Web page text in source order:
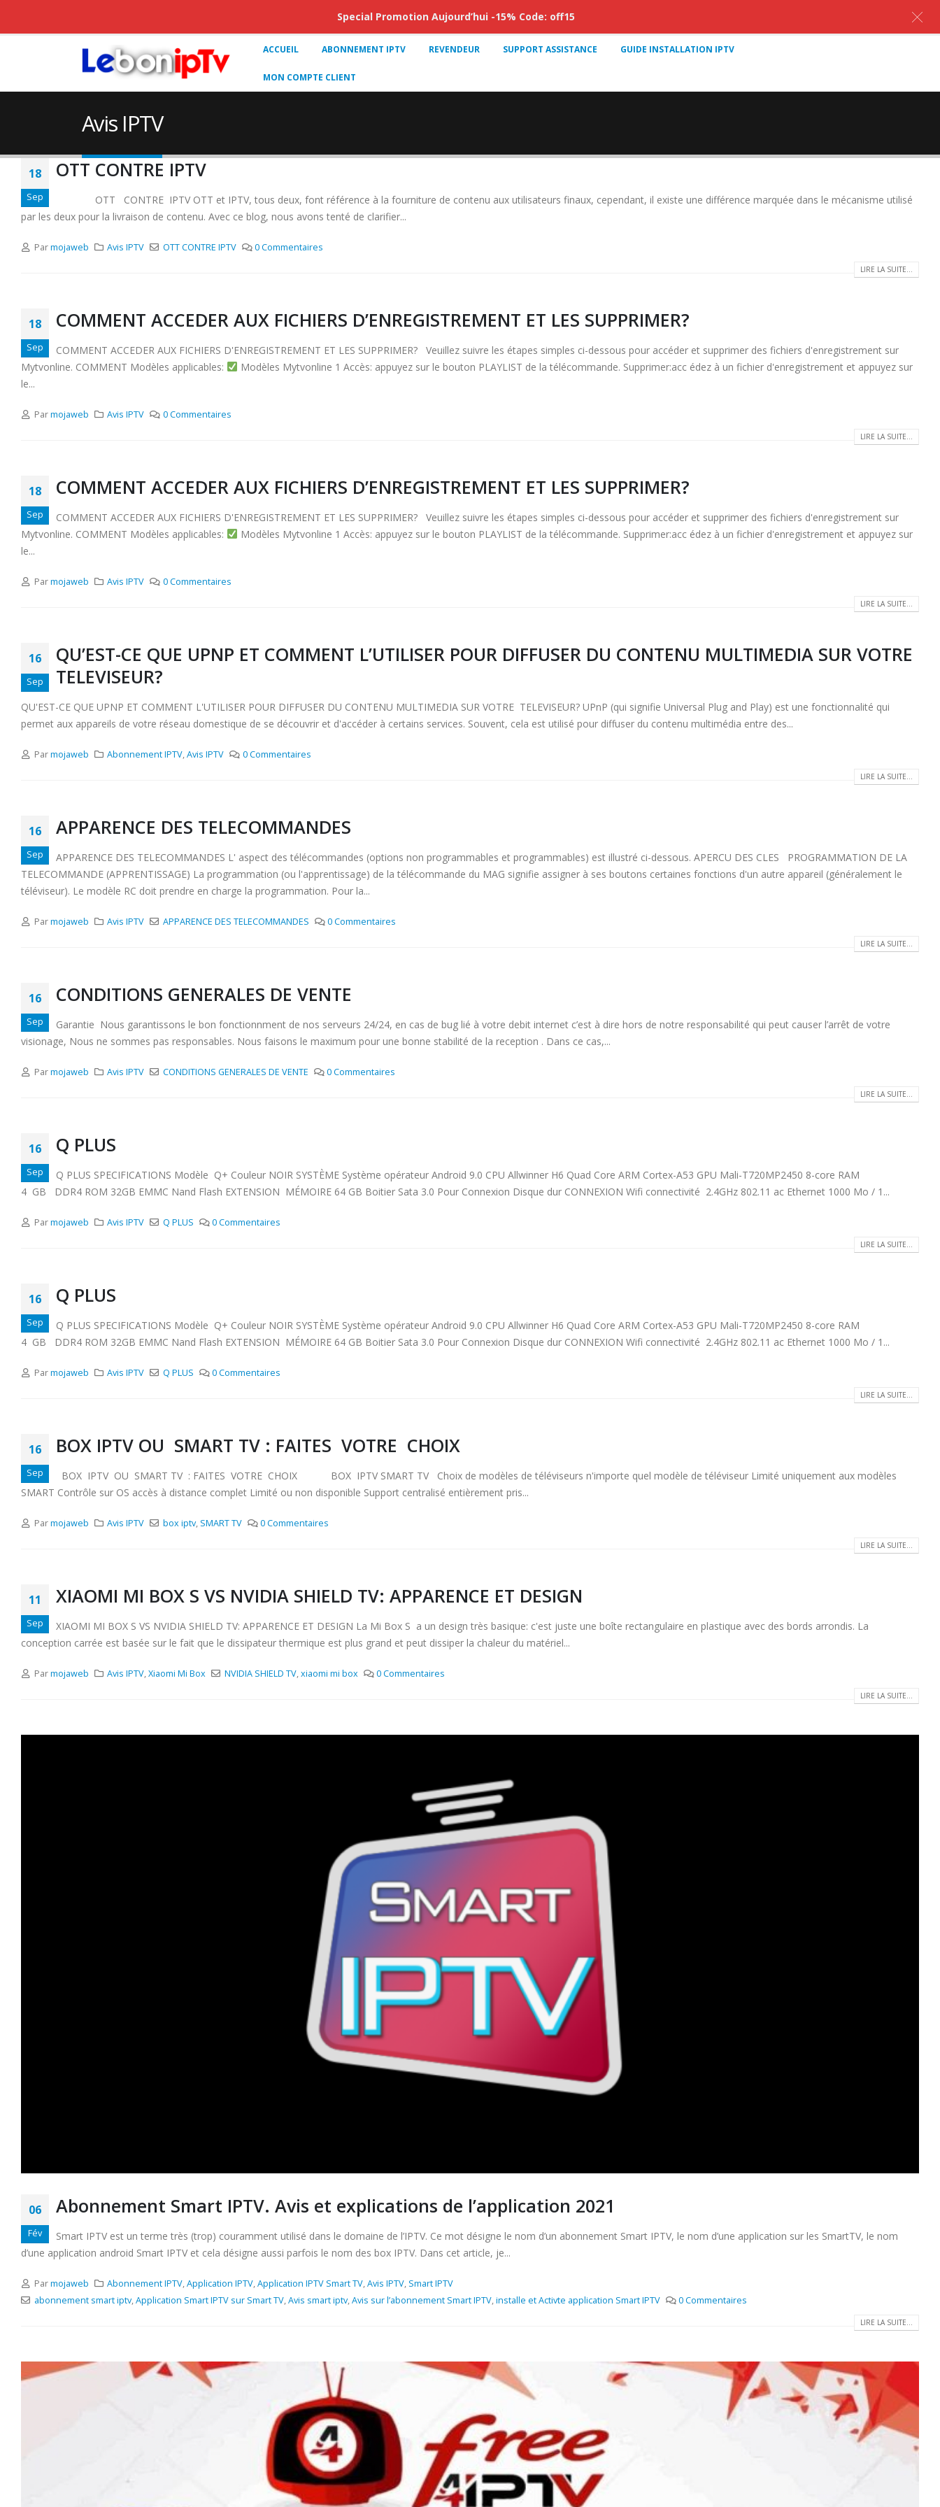
ACCUEIL ABONNEMENT IPTV REVENDEUR SUPPORT ASSISTANCE GUIDE INSTALLATION IPTV
MON COMPTE CLIENT
Avis IPTV
18
Sep
OTT CONTRE IPTV
OTT CONTRE IPTV OTT et IPTV, tous deux, font référence à la fourniture de contenu aux utilisateurs finaux, cependant, il existe une différence marquée dans le mécanisme utilisé
par les deux pour la livraison de contenu. Avec ce blog, nous avons tenté de clarifier...
Parmojaweb Avis IPTV OTT CONTRE IPTV 0 Commentaires
LIRE LA SUITE...
18
Sep
COMMENT ACCEDER AUX FICHIERS D’ENREGISTREMENT ET LES SUPPRIMER?
COMMENT ACCEDER AUX FICHIERS D'ENREGISTREMENT ET LES SUPPRIMER? Veuillez suivre les étapes simples ci-dessous pour accéder et supprimer des fichiers d'enregistrement sur
Mytvonline. COMMENT Modèles applicables:
Modèles Mytvonline 1 Accès: appuyez sur le bouton PLAYLIST de la télécommande. Supprimer:acc édez à un fichier d'enregistrement et appuyez sur
le...
Parmojaweb Avis IPTV 0 Commentaires
LIRE LA SUITE...
18
Sep
COMMENT ACCEDER AUX FICHIERS D’ENREGISTREMENT ET LES SUPPRIMER?
COMMENT ACCEDER AUX FICHIERS D'ENREGISTREMENT ET LES SUPPRIMER? Veuillez suivre les étapes simples ci-dessous pour accéder et supprimer des fichiers d'enregistrement sur
Mytvonline. COMMENT Modèles applicables:
Modèles Mytvonline 1 Accès: appuyez sur le bouton PLAYLIST de la télécommande. Supprimer:acc édez à un fichier d'enregistrement et appuyez sur
le...
Parmojaweb Avis IPTV 0 Commentaires
LIRE LA SUITE...
16
Sep
QU’EST-CE QUE UPNP ET COMMENT L’UTILISER POUR DIFFUSER DU CONTENU MULTIMEDIA SUR VOTRE
TELEVISEUR?
QU'EST-CE QUE UPNP ET COMMENT L'UTILISER POUR DIFFUSER DU CONTENU MULTIMEDIA SUR VOTRE TELEVISEUR? UPnP (qui signifie Universal Plug and Play) est une fonctionnalité qui
permet aux appareils de votre réseau domestique de se découvrir et d'accéder à certains services. Souvent, cela est utilisé pour diffuser du contenu multimédia entre des...
Parmojaweb Abonnement IPTV,Avis IPTV 0 Commentaires
LIRE LA SUITE...
16
Sep
APPARENCE DES TELECOMMANDES
APPARENCE DES TELECOMMANDES L' aspect des télécommandes (options non programmables et programmables) est illustré ci-dessous. APERCU DES CLES PROGRAMMATION DE LA
TELECOMMANDE (APPRENTISSAGE) La programmation (ou l'apprentissage) de la télécommande du MAG signifie assigner à ses boutons certaines fonctions d'un autre appareil (généralement le
téléviseur). Le modèle RC doit prendre en charge la programmation. Pour la...
Parmojaweb Avis IPTV APPARENCE DES TELECOMMANDES 0 Commentaires
LIRE LA SUITE...
16
Sep
CONDITIONS GENERALES DE VENTE
Garantie Nous garantissons le bon fonctionnment de nos serveurs 24/24, en cas de bug lié à votre debit internet c’est à dire hors de notre responsabilité qui peut causer l’arrêt de votre
visionage, Nous ne sommes pas responsables. Nous faisons le maximum pour une bonne stabilité de la reception . Dans ce cas,...
Parmojaweb Avis IPTV CONDITIONS GENERALES DE VENTE 0 Commentaires
LIRE LA SUITE...
16
Sep
Q PLUS
Q PLUS SPECIFICATIONS Modèle Q+ Couleur NOIR SYSTÈME Système opérateur Android 9.0 CPU Allwinner H6 Quad Core ARM Cortex-A53 GPU Mali-T720MP2450 8-core RAM
4 GB DDR4 ROM 32GB EMMC Nand Flash EXTENSION MÉMOIRE 64 GB Boitier Sata 3.0 Pour Connexion Disque dur CONNEXION Wifi connectivité 2.4GHz 802.11 ac Ethernet 1000 Mo / 1...
Parmojaweb Avis IPTV Q PLUS 0 Commentaires
LIRE LA SUITE...
16
Sep
Q PLUS
Q PLUS SPECIFICATIONS Modèle Q+ Couleur NOIR SYSTÈME Système opérateur Android 9.0 CPU Allwinner H6 Quad Core ARM Cortex-A53 GPU Mali-T720MP2450 8-core RAM
4 GB DDR4 ROM 32GB EMMC Nand Flash EXTENSION MÉMOIRE 64 GB Boitier Sata 3.0 Pour Connexion Disque dur CONNEXION Wifi connectivité 2.4GHz 802.11 ac Ethernet 1000 Mo / 1...
Parmojaweb Avis IPTV Q PLUS 0 Commentaires
LIRE LA SUITE...
16
Sep
BOX IPTV OU SMART TV : FAITES VOTRE CHOIX
BOX IPTV OU SMART TV : FAITES VOTRE CHOIX BOX IPTV SMART TV Choix de modèles de téléviseurs n'importe quel modèle de téléviseur Limité uniquement aux modèles
SMART Contrôle sur OS accès à distance complet Limité ou non disponible Support centralisé entièrement pris...
Parmojaweb Avis IPTV box iptv, SMART TV 0 Commentaires
LIRE LA SUITE...
11
Sep
XIAOMI MI BOX S VS NVIDIA SHIELD TV: APPARENCE ET DESIGN
XIAOMI MI BOX S VS NVIDIA SHIELD TV: APPARENCE ET DESIGN La Mi Box S a un design très basique: c'est juste une boîte rectangulaire en plastique avec des bords arrondis. La
conception carrée est basée sur le fait que le dissipateur thermique est plus grand et peut dissiper la chaleur du matériel...
Parmojaweb Avis IPTV,Xiaomi Mi Box NVIDIA SHIELD TV,xiaomi mi box 0 Commentaires
LIRE LA SUITE...
06
Fév
Abonnement Smart IPTV. Avis et explications de l’application 2021
Smart IPTV est un terme très (trop) couramment utilisé dans le domaine de l’IPTV. Ce mot désigne le nom d’un abonnement Smart IPTV, le nom d’une application sur les SmartTV, le nom
d’une application android Smart IPTV et cela désigne aussi parfois le nom des box IPTV. Dans cet article, je...
Parmojaweb Abonnement IPTV,Application IPTV,Application IPTV Smart TV,Avis IPTV, Smart IPTV
abonnement smart iptv,Application Smart IPTV sur Smart TV,Avis smart iptv,Avis sur l’abonnement Smart IPTV,installe et Activte application Smart IPTV 0 Commentaires
LIRE LA SUITE...
Special Promotion Aujourd’hui -15% Code: off15